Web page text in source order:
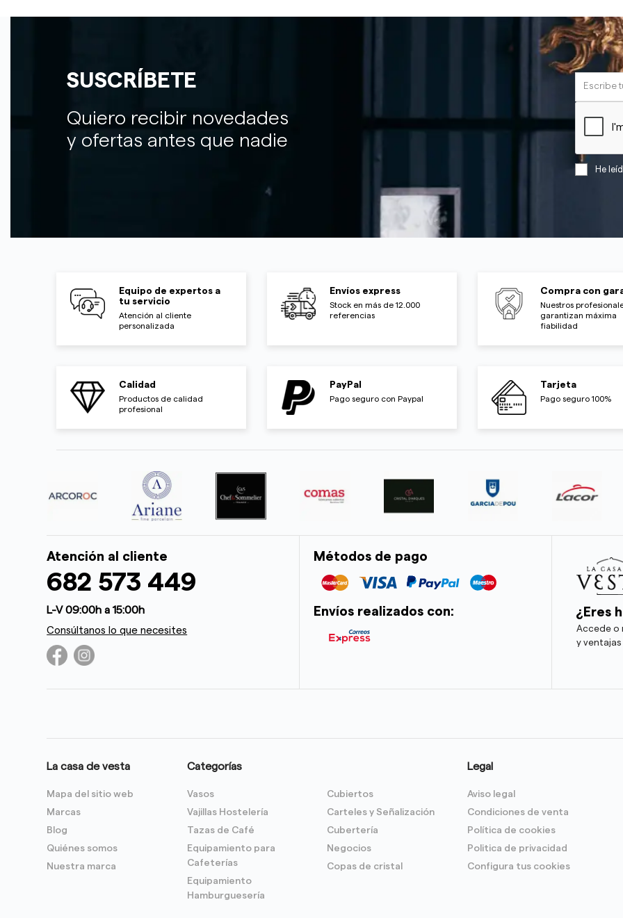
SUSCRÍBETE
Quiero recibir novedades
y ofertas antes que nadie
He
Equipo de expertos a
tu servicio
Atención al cliente
personalizada
Envíos express
Stock en más de 12.000
referencias
Compra con
Nuestros
garantizan máxima
fiabilidad
Calidad
Productos de calidad
profesional
PayPal
Pago seguro con Paypal
Tarjeta
Pago seguro 100%
Atención al cliente
682 573 449
L-V 09:00h a 15:00h
Consúltanos lo que necesites
Métodos de pago
Envíos realizados con: ¿Eres
Accede o
y
La casa de vesta
Mapa del sitio web
Marcas
Blog
Quiénes somos
Nuestra marca
Categorías
Vasos
Vajillas Hostelería
Tazas de Café
Equipamiento para
Cafeterías
Equipamiento
Hamburguesería
Cubiertos
Carteles y Señalización
Cubertería
Negocios
Copas de cristal
Legal
Aviso legal
Condiciones de venta
Política de cookies
Politica de privacidad
Configura tus cookies